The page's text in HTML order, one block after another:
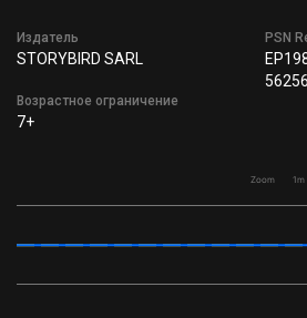
Издатель
STORYBIRD SARL
Возрастное ограничение
7+
PSN
Zoom 1m